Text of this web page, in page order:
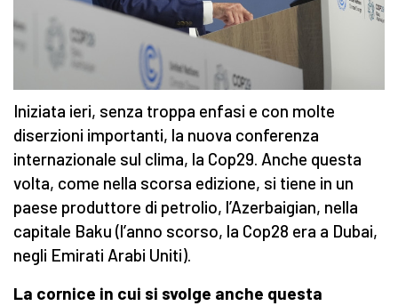
Iniziata ieri, senza troppa enfasi e con molte
diserzioni importanti, la nuova conferenza
internazionale sul clima, la Cop29. Anche questa
volta, come nella scorsa edizione, si tiene in un
paese produttore di petrolio, l’Azerbaigian, nella
capitale Baku (l’anno scorso, la Cop28 era a Dubai,
negli Emirati Arabi Uniti).
La cornice in cui si svolge anche questa